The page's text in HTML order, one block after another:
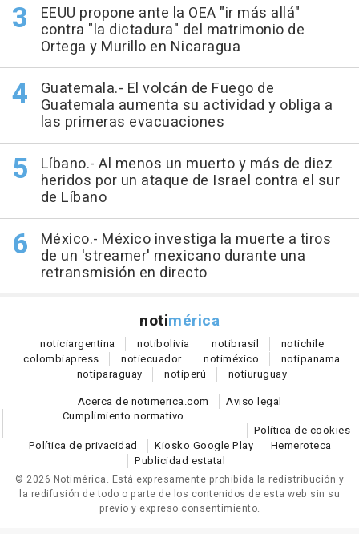
EEUU propone ante la OEA "ir más allá"
contra "la dictadura" del matrimonio de
Ortega y Murillo en Nicaragua
Guatemala.- El volcán de Fuego de
Guatemala aumenta su actividad y obliga a
las primeras evacuaciones
Líbano.- Al menos un muerto y más de diez
heridos por un ataque de Israel contra el sur
de Líbano
México.- México investiga la muerte a tiros
de un 'streamer' mexicano durante una
retransmisión en directo
notimérica
noticiargentina notibolivia notibrasil notichile
colombiapress notiecuador notiméxico notipanama
notiparaguay notiperú notiuruguay
Acerca de notimerica.com
Aviso legal
Cumplimiento normativo
Política de cookies
Política de privacidad
Kiosko Google Play
Hemeroteca
Publicidad estatal
© 2026 Notimérica. Está expresamente prohibida la redistribución y
la redifusión de todo o parte de los contenidos de esta web sin su
previo y expreso consentimiento.